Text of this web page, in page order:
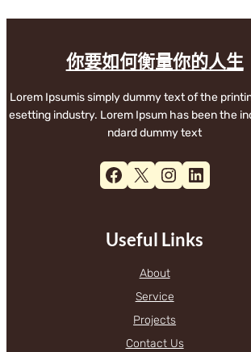
你要如何衡量你的人生
Lorem Ipsumis simply dummy text of the
esetting industry. Lorem Ipsum has been the
ndard dummy text
Facebook X Instagram LinkedIn
Useful Links
About
Service
Projects
Contact Us